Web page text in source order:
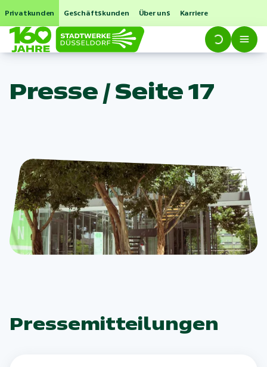
Privatkunden Geschäftskunden Über uns Karriere
Presse / Seite 17
Pressemitteilungen